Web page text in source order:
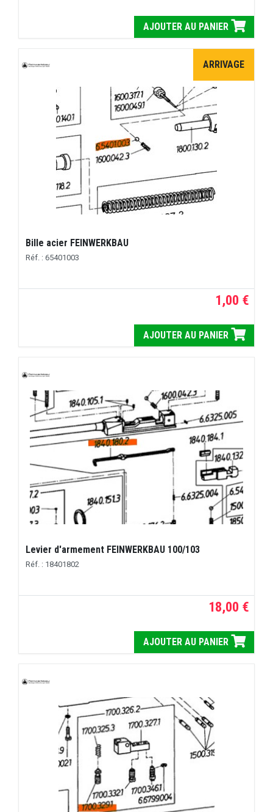
AJOUTER AU PANIER
ARRIVAGE
Bille acier FEINWERKBAU
Réf. : 65401003
1,00 €
AJOUTER AU PANIER
Levier d'armement FEINWERKBAU 100/103
Réf. : 18401802
18,00 €
AJOUTER AU PANIER